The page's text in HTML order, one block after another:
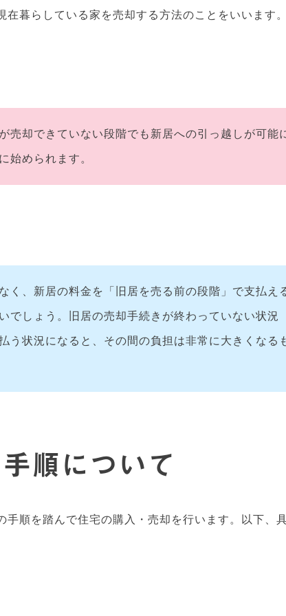
暮らしている家を売却する方法のことをいいます。
売却できていない段階でも新居への引っ越しが可能
始められます。
く、新居の料金を「旧居を売る前の段階」で支払え
でしょう。旧居の売却手続きが終わっていない状況
う状況になると、その間の負担は非常に大きくなる
順について
順を踏んで住宅の購入・売却を行います。以下、